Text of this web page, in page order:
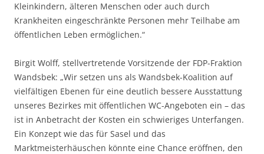
Kleinkindern, älteren Menschen oder auch durch
Krankheiten eingeschränkte Personen mehr Teilhabe am
öffentlichen Leben ermöglichen.“
Birgit Wolff, stellvertretende Vorsitzende der FDP-Fraktion
Wandsbek: „Wir setzen uns als Wandsbek-Koalition auf
vielfältigen Ebenen für eine deutlich bessere Ausstattung
unseres Bezirkes mit öffentlichen WC-Angeboten ein – das
ist in Anbetracht der Kosten ein schwieriges Unterfangen.
Ein Konzept wie das für Sasel und das
Marktmeisterhäuschen könnte eine Chance eröffnen, den